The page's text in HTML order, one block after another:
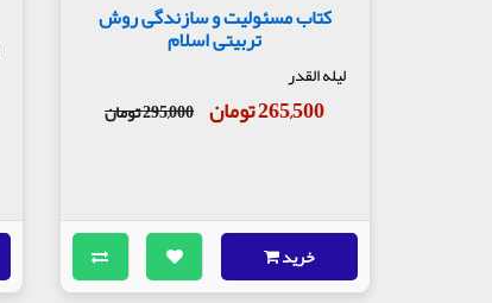
کتاب مسئولیت و سازندگی روش
تربیتی اسلام
لیله القدر
265,500 تومان 295,000 تومان
خرید